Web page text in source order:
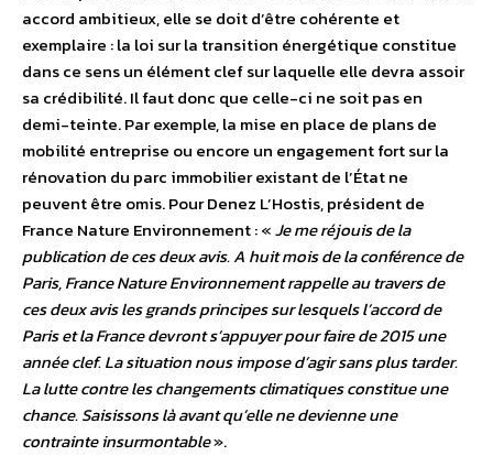
accord ambitieux, elle se doit d’être cohérente et
exemplaire : la loi sur la transition énergétique constitue
dans ce sens un élément clef sur laquelle elle devra assoir
sa crédibilité. Il faut donc que celle-ci ne soit pas en
demi-teinte. Par exemple, la mise en place de plans de
mobilité entreprise ou encore un engagement fort sur la
rénovation du parc immobilier existant de l’État ne
peuvent être omis. Pour Denez L’Hostis, président de
France Nature Environnement : «Je me réjouis de la
publication de ces deux avis. A huit mois de la conférence de
Paris, France Nature Environnement rappelle au travers de
ces deux avis les grands principes sur lesquels l’accord de
Paris et la France devront s’appuyer pour faire de 2015 une
année clef. La situation nous impose d’agir sans plus tarder.
La lutte contre les changements climatiques constitue une
chance. Saisissons là avant qu’elle ne devienne une
contrainte insurmontable».